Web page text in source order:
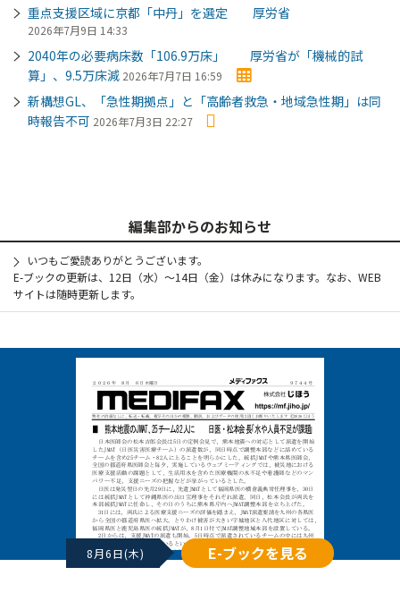
重点支援区域に京都「中丹」を選定 厚労省
2026年7月9日 14:33
2040年の必要病床数「106.9万床」 厚労省が「機械的試
算」、9.5万床減 2026年7月7日 16:59
新構想GL、「急性期拠点」と「高齢者救急・地域急性期」は同
時報告不可 2026年7月3日 22:27
編集部からのお知らせ
いつもご愛読ありがとうございます。
E-ブックの更新は、12日（水）～14日（金）は休みになります。なお、WEB
サイトは随時更新します。
8月6日(木) E-ブックを見る